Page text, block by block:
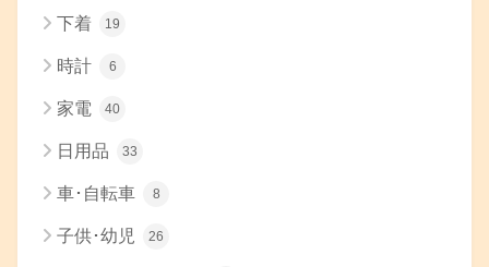
下着 19
時計 6
家電 40
日用品 33
車･自転車 8
子供･幼児 26